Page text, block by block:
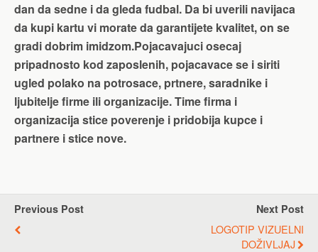
dan da sedne i da gleda fudbal. Da bi uverili navijaca
da kupi kartu vi morate da garantijete kvalitet, on se
gradi dobrim imidzom.Pojacavajuci osecaj
pripadnosto kod zaposlenih, pojacavace se i siriti
ugled polako na potrosace, prtnere, saradnike i
ljubitelje firme ili organizacije. Time firma i
organizacija stice poverenje i pridobija kupce i
partnere i stice nove.
Previous Post Next Post
LOGOTIP VIZUELNI
DOŽIVLJAJ